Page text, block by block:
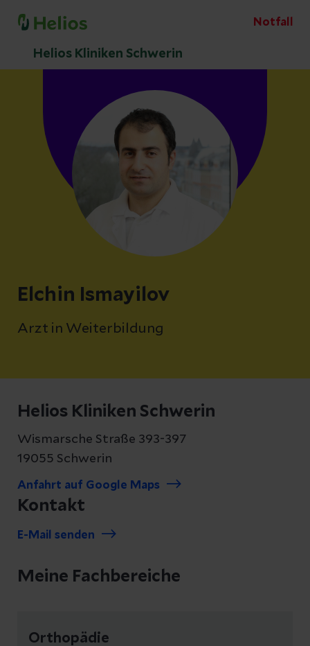
Notfall
Helios Kliniken Schwerin
Elchin Ismayilov
Arzt in Weiterbildung
Helios Kliniken Schwerin
Wismarsche Straße 393-397
19055 Schwerin
Anfahrt auf Google Maps
Kontakt
E-Mail senden
Meine Fachbereiche
Orthopädie